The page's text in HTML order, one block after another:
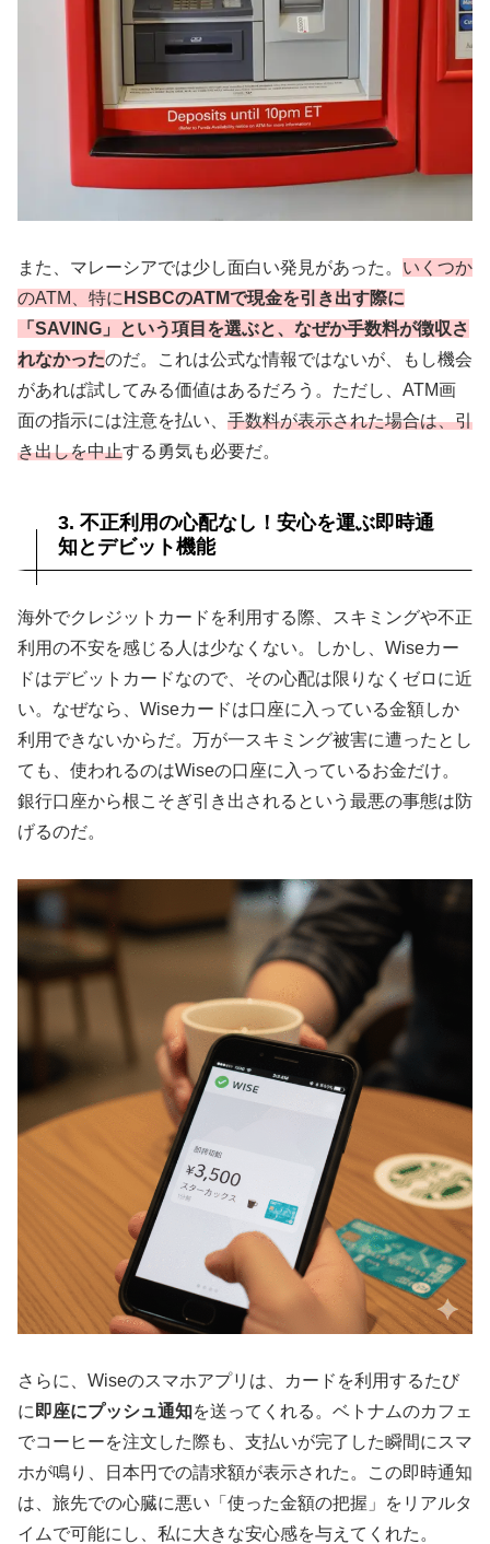
また、マレーシアでは少し面白い発見があった。 いくつか
のATM、特に HSBCのATMで現金を引き出す際に
「SAVING」という項目を選ぶと、なぜか手数料が徴収さ
れなかったのだ。これは公式な情報ではないが、もし機会
があれば試してみる価値はあるだろう。ただし、ATM画
面の指示には注意を払い、 手数料が表示された場合は、引
き出しを中止する勇気も必要だ。
3. 不正利用の心配なし！安心を運ぶ即時通
知とデビット機能
海外でクレジットカードを利用する際、スキミングや不正
利用の不安を感じる人は少なくない。しかし、Wiseカー
ドはデビットカードなので、その心配は限りなくゼロに近
い。なぜなら、Wiseカードは口座に入っている金額しか
利用できないからだ。万が一スキミング被害に遭ったとし
ても、使われるのはWiseの口座に入っているお金だけ。
銀行口座から根こそぎ引き出されるという最悪の事態は防
げるのだ。
さらに、Wiseのスマホアプリは、カードを利用するたび
に 即座にプッシュ通知を送ってくれる。ベトナムのカフェ
でコーヒーを注文した際も、支払いが完了した瞬間にスマ
ホが鳴り、日本円での請求額が表示された。この即時通知
は、旅先での心臓に悪い「使った金額の把握」をリアルタ
イムで可能にし、私に大きな安心感を与えてくれた。